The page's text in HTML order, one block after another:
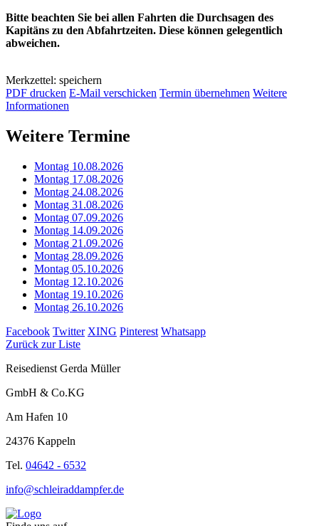
Bitte beachten Sie bei allen Fahrten die Durchsagen des
Kapitäns zu den Abfahrtzeiten. Diese können gelegentlich
abweichen.
Merkzettel: speichern
PDF drucken E-Mail verschicken Termin übernehmen Weitere
Informationen
Weitere Termine
Montag 10.08.2026
Montag 17.08.2026
Montag 24.08.2026
Montag 31.08.2026
Montag 07.09.2026
Montag 14.09.2026
Montag 21.09.2026
Montag 28.09.2026
Montag 05.10.2026
Montag 12.10.2026
Montag 19.10.2026
Montag 26.10.2026
Facebook Twitter XING Pinterest Whatsapp
Zurück zur Liste
Reisedienst Gerda Müller
GmbH & Co.KG
Am Hafen 10
24376 Kappeln
Tel. 04642 - 6532
info@schleiraddampfer.de